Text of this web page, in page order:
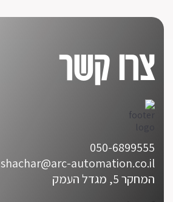
צרו קשר
050-6899555
shachar@arc-automation.co.il
המחקר 5, מגדל העמק